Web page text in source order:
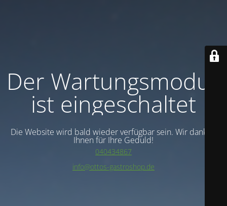
Der Wartungsmodus
ist eingeschaltet
Die Website wird bald wieder verfügbar sein. Wir danken
Ihnen für Ihre Geduld!
040434867
info@ottos-gastroshop.de